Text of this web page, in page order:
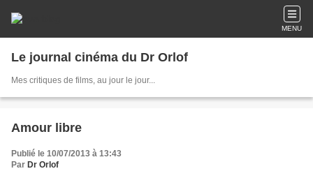
MENU
Le journal cinéma du Dr Orlof
Mes critiques de films, au jour le jour...
Amour libre
Publié le 10/07/2013 à 13:43
Par Dr Orlof